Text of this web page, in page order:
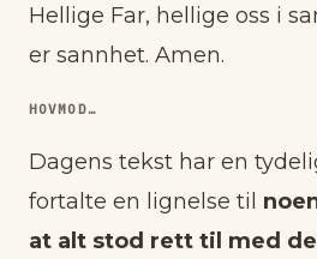
Hellige Far, hellige oss i
er sannhet. Amen.
HOVMOD…
Dagens tekst har en
fortalte en lignelse til
at alt stod rett til med